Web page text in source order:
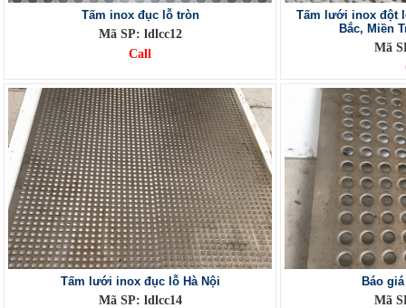
Tấm inox đục lỗ tròn
Mã SP: ldlcc12
Call
Tấm lưới inox đột
Bắc, Miền
Mã
Tấm lưới inox đục lỗ Hà Nội
Mã SP: ldlcc14
Báo
Mã